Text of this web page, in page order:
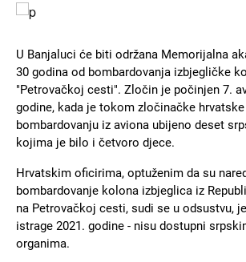
Slika
U Banjaluci će biti održana Memorijalna
30 godina od bombardovanja izbjegličke
"Petrovačkoj cesti". Zločin je počinjen 7.
godine, kada je tokom zločinačke
bombardovanju iz aviona ubijeno deset
kojima je bilo i četvoro djece.
Hrvatskim oficirima, optuženim da su
bombardovanje kolona izbjeglica iz
na Petrovačkoj cesti, sudi se u odsustvu,
istrage 2021. godine - nisu dostupni
organima.